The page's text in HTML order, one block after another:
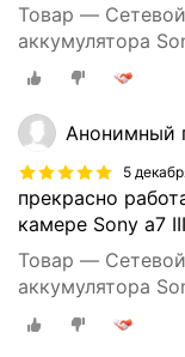
Товар —
аккумулятора
A7RIII, A7R3, A9,
Анонимный
5
прекрасно
камере Sony a7 III
Товар —
аккумулятора
A7RIII, A7R3, A9,